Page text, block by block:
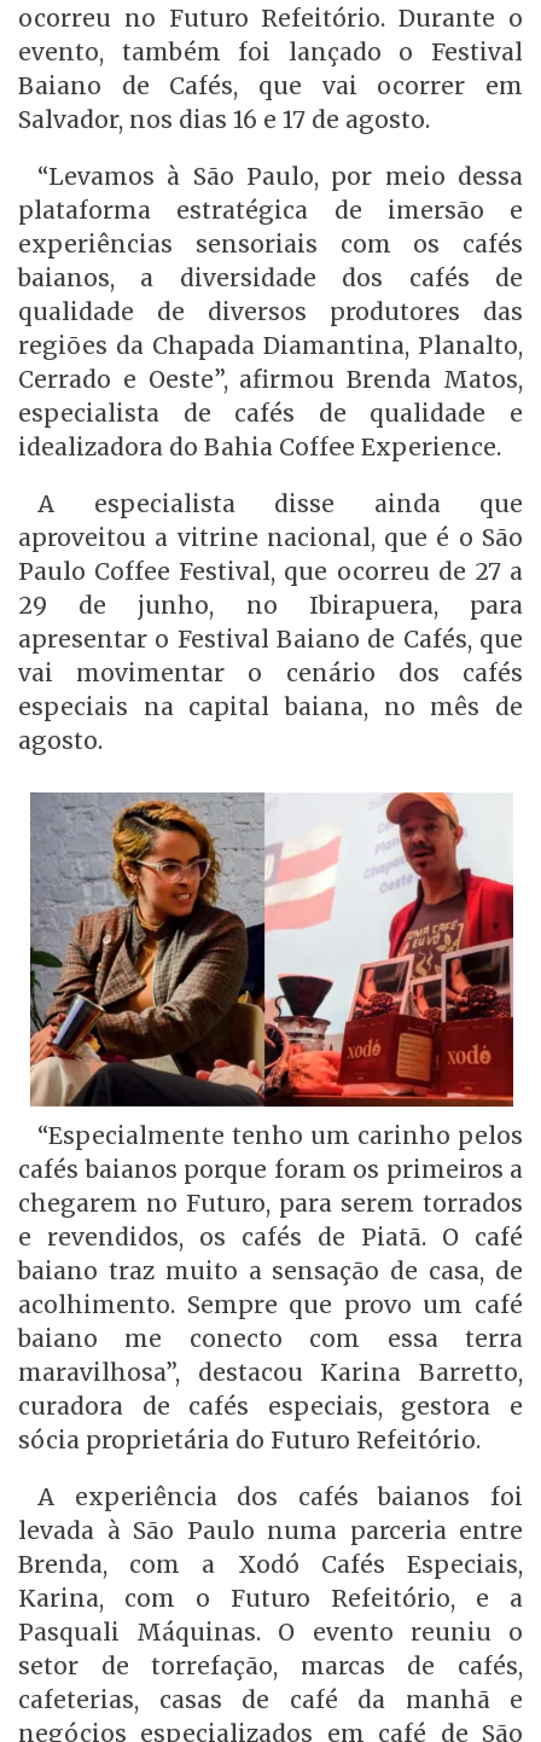
ocorreu no Futuro Refeitório. Durante o
evento, também foi lançado o Festival
Baiano de Cafés, que vai ocorrer em
Salvador, nos dias 16 e 17 de agosto.
“Levamos à São Paulo, por meio dessa
plataforma estratégica de imersão e
experiências sensoriais com os cafés
baianos, a diversidade dos cafés de
qualidade de diversos produtores das
regiões da Chapada Diamantina, Planalto,
Cerrado e Oeste”, afirmou Brenda Matos,
especialista de cafés de qualidade e
idealizadora do Bahia Coffee Experience.
A especialista disse ainda que
aproveitou a vitrine nacional, que é o São
Paulo Coffee Festival, que ocorreu de 27 a
29 de junho, no Ibirapuera, para
apresentar o Festival Baiano de Cafés, que
vai movimentar o cenário dos cafés
especiais na capital baiana, no mês de
agosto.
“Especialmente tenho um carinho pelos
cafés baianos porque foram os primeiros a
chegarem no Futuro, para serem torrados
e revendidos, os cafés de Piatã. O café
baiano traz muito a sensação de casa, de
acolhimento. Sempre que provo um café
baiano me conecto com essa terra
maravilhosa”, destacou Karina Barretto,
curadora de cafés especiais, gestora e
sócia proprietária do Futuro Refeitório.
A experiência dos cafés baianos foi
levada à São Paulo numa parceria entre
Brenda, com a Xodó Cafés Especiais,
Karina, com o Futuro Refeitório, e a
Pasquali Máquinas. O evento reuniu o
setor de torrefação, marcas de cafés,
cafeterias, casas de café da manhã e
negócios especializados em café de São